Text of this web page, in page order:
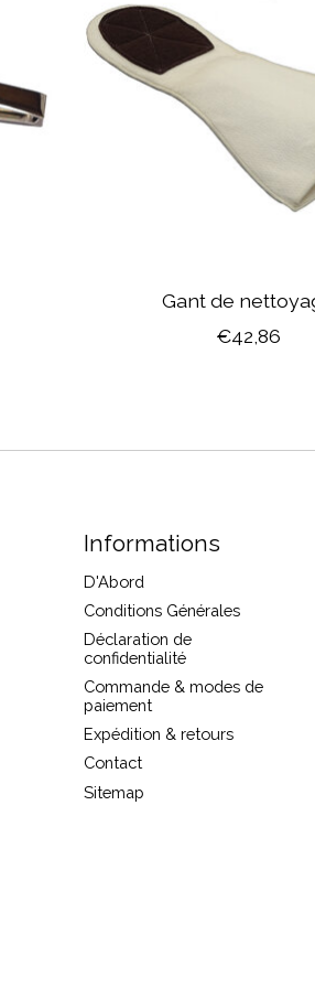
Gant de
€42,86
Informations
D'Abord
Conditions Générales
Déclaration de
confidentialité
Commande & modes de
paiement
Expédition & retours
Contact
Sitemap